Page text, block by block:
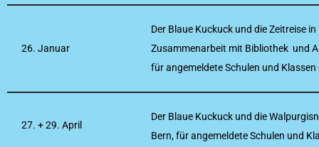
26. Januar
Der Blaue Kuckuck und die Zeitreise in
Zusammenarbeit mit Bibliothek und
für angemeldete Schulen und
27. + 29. April
Der Blaue Kuckuck und die
Bern, für angemeldete Schulen und